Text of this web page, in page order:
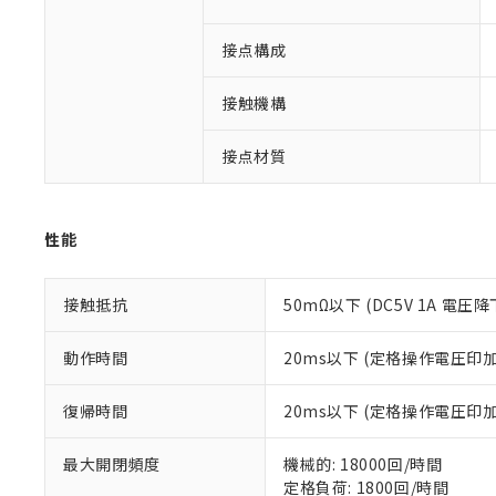
接点構成
接触機構
接点材質
性能
接触抵抗 50mΩ以下 (DC5V 1A 電圧降
動作時間 20ms以下 (定格操作電圧印
復帰時間 20ms以下 (定格操作電圧印
最大開閉頻度
機械的: 18000回/時間
定格負荷: 1800回/時間
以下の条件をお
当社制御機
正式な納期
当社販売員に
オムロン制
在庫状況お
マイパーツ
ている必要が
が、当社の
対応予定なし：
調査・確認中：
非該当品：ライ
仕入先様の事情
鉛(Pb) 1000ppm以下
※2 対応予定月
部品在庫の切り替
※3 非含有証明
「○」：最大均質
「×」：最大均質
「－」：未確認
※2 環境保護使
「ｅ」：有害物質
「10」：通常の使
「－」：未確認で
当社は、こ
う）を輸出
置等に一切
当社は、貴
また当社は
たしません。
記
説明
△ 一定数に
－
在庫な
機器販
空
白
受注生